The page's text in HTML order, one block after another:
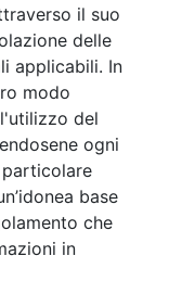
il suo
delle
applicabili. In
modo
del
ogni
base
che
in